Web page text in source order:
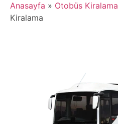
Anasayfa » Otobüs Kiralama
Kiralama